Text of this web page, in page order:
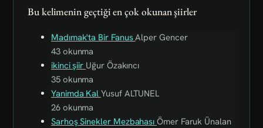
Bu kelimenin geçtiği en çok okunan şiirler
Madımak'ta Bir FanusAlper Gencer
43 okunma
ikinci şiir Uğur Özakıncı
35 okunma
Yanimda KalYusuf ALTUNEL
26 okunma
Sarhoş Sinekler MezbahasıÖmer Faruk Ünalan